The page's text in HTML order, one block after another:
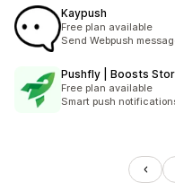
Kaypush
Free plan available
Send Webpush
Pushfly | Boosts
Free plan available
Smart push